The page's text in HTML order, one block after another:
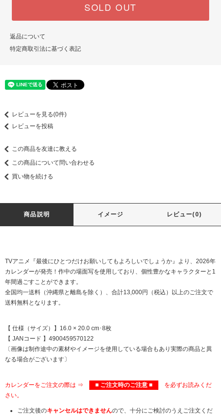
SOLD OUT
返品について
特定商取引法に基づく表記
レビューを見る(0件)
レビューを投稿
この商品を友達に教える
この商品について問い合わせる
買い物を続ける
商品説明 イメージ レビュー(0)
TVアニメ『最後にひとつだけお願いしてもよろしいでしょうか』より、2026年
カレンダーが発売！作中の場面写を使用しており、個性豊かなキャラクターと1
年間過ごすことができます。
全国均一送料（沖縄県と離島を除く）、合計13,000円（税込）以上のご注文で
送料無料となります。
【 仕様（サイズ）】16.0 × 20.0 cm･8枚
【 JANコード 】4900459570122
〔画像は制作途中の素材やイメージを使用している場合もあり実際の商品と異
なる場合がございます〕
カレンダーをご注文の際は ⇒ ■ ご注文時のご注意 ■
を必ずお読みくだ
さい。
ご注文後のキャンセルはできませんので、十分にご検討のうえご注文くだ